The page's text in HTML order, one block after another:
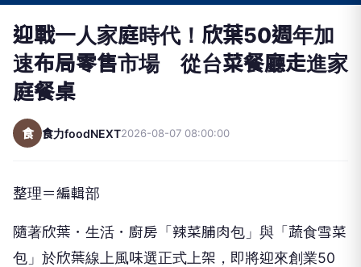
迎戰一人家庭時代！欣葉50週年加
速布局零售市場 從台菜餐廳走進家
庭餐桌
食 食力foodNEXT2026-08-07 08:00:00
整理＝編輯部
隨著欣葉．生活．廚房「辣菜脯肉包」與「蔬食雪菜
包」於欣葉線上風味選正式上架，即將迎來創業50